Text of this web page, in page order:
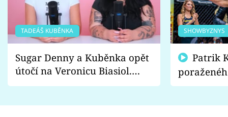
TADEÁŠ KUBĚNKA
Sugar Denny a Kuběnka opět
útočí na Veronicu Biasiol.
Proč je podle nich falešná a
SHOWBYZNYS
fanoušci